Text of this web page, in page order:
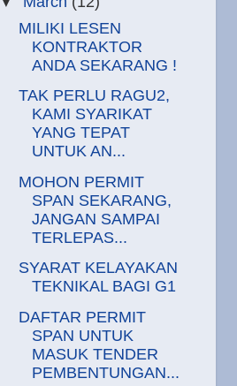
MILIKI LESEN
KONTRAKTOR
ANDA SEKARANG !
TAK PERLU RAGU2,
KAMI SYARIKAT
YANG TEPAT
UNTUK AN...
MOHON PERMIT
SPAN SEKARANG,
JANGAN SAMPAI
TERLEPAS...
SYARAT KELAYAKAN
TEKNIKAL BAGI G1
DAFTAR PERMIT
SPAN UNTUK
MASUK TENDER
PEMBENTUNGAN...